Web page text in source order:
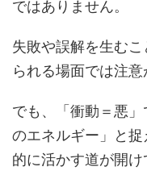
ではありません。
失敗や誤解を生む
られる場面では注意
でも、「衝動＝悪
のエネルギー」と
的に活かす道が開け